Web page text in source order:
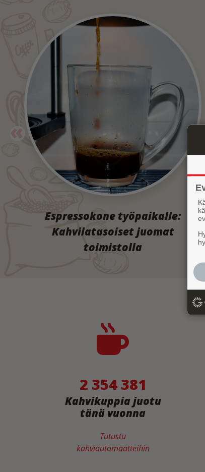
Espressokone työpaikalle:
Kahvilatasoiset juomat
toimistolla
2 354 381
Kahvikuppia juotu
tänä vuonna
Tutustu
kahviautomaatteihin